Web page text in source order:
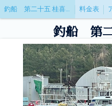
釣船 第二十五 桂喜丸(けいきまる) 料金表
釣船 第